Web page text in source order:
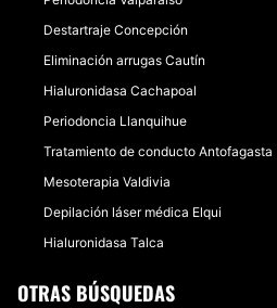
Destartraje Concepción
Eliminación arrugas Cautín
Hialuronidasa Cachapoal
Periodoncia Llanquihue
Tratamiento de conducto Antofagasta
Mesoterapia Valdivia
Depilación láser médica Elqui
Hialuronidasa Talca
OTRAS BÚSQUEDAS